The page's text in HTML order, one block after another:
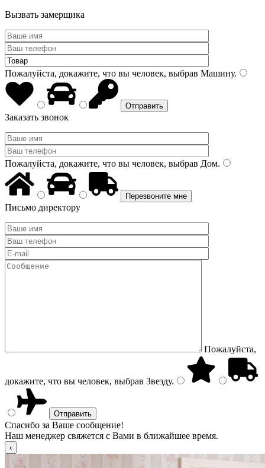
Вызвать замерщика
Пожалуйста, докажите, что вы человек, выбрав Машину.
Заказать звонок
Пожалуйста, докажите, что вы человек, выбрав Дом.
Письмо директору
Пожалуйста,
докажите, что вы человек, выбрав Звезду.
Спасибо за Ваше сообщение!
Наш менеджер свяжется с Вами в ближайшее время.